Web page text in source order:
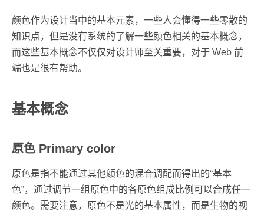
颜色作为设计当中的基本元素，一些人会懂得一些零散的
知识点，但是没有系统的了解一些颜色相关的基本概念，
而这些基本概念不仅仅对设计师至关重要，对于 Web 前
端也是很有帮助。
基本概念
原色 Primary color
原色是指不能通过其他颜色的混合调配而得出的“基本
色”，通过调节一组原色中的各原色组成比例可以合成任一
颜色。需要注意，原色不是光的基本属性，而是生物的视